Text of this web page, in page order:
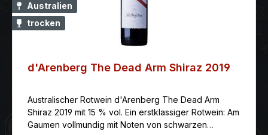
Australien
trocken
d'Arenberg The Dead Arm Shiraz 2019
Australischer Rotwein d'Arenberg The Dead Arm
Shiraz 2019 mit 15 % vol. Ein erstklassiger Rotwein: Am
Gaumen vollmundig mit Noten von schwarzen